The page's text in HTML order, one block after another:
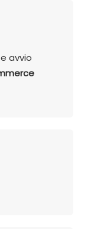
avvio